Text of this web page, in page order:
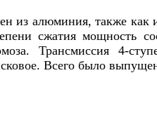
из алюминия, также как
сжатия мощность
Трансмиссия 4-
Всего было